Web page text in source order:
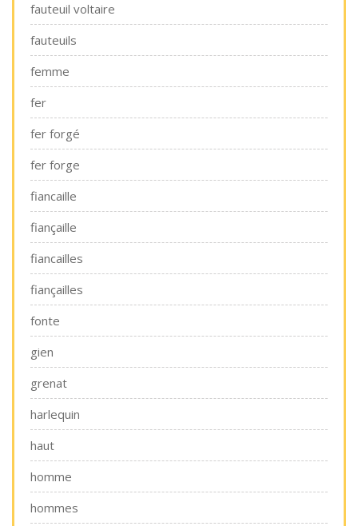
fauteuil voltaire
fauteuils
femme
fer
fer forgé
fer forge
fiancaille
fiançaille
fiancailles
fiançailles
fonte
gien
grenat
harlequin
haut
homme
hommes